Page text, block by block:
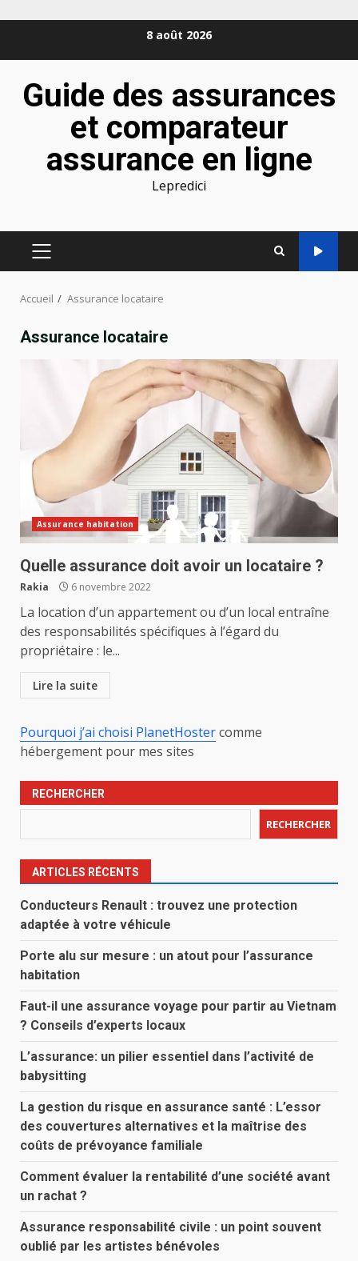
8 août 2026
Guide des assurances
et comparateur
assurance en ligne
Lepredici
MENU
Accueil Assurance locataire
Assurance locataire
Assurance habitation
Quelle assurance doit avoir un locataire ?
Rakia 6 novembre 2022
La location d’un appartement ou d’un local entraîne
des responsabilités spécifiques à l’égard du
propriétaire : le...
Lire la suite
Pourquoi j’ai choisi PlanetHostercomme
hébergement pour mes sites
RECHERCHER
RECHERCHER
ARTICLES RÉCENTS
Conducteurs Renault : trouvez une protection
adaptée à votre véhicule
Porte alu sur mesure : un atout pour l’assurance
habitation
Faut-il une assurance voyage pour partir au Vietnam
? Conseils d’experts locaux
L’assurance: un pilier essentiel dans l’activité de
babysitting
La gestion du risque en assurance santé : L’essor
des couvertures alternatives et la maîtrise des
coûts de prévoyance familiale
Comment évaluer la rentabilité d’une société avant
un rachat ?
Assurance responsabilité civile : un point souvent
oublié par les artistes bénévoles